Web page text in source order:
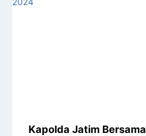
Kapolda Jatim Bersama